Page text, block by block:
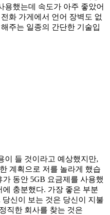
용했는데 속도가 아주 좋았어
화 가게에서 언어 장벽도 없
주는 일종의 간단한 기술입
이 들 것이라고 예상했지만,
계획으로 저를 놀라게 했습
동안 5GB 요금제를 사용했
충분했다. 가장 좋은 부분
신이 보는 것은 당신이 지불
직한 회사를 찾는 것은